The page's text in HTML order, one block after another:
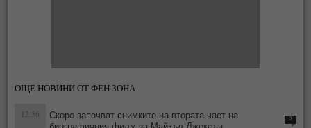
ОЩЕ НОВИНИ ОТ ФЕН ЗОНА
12:56
Скоро започват снимките на втората част на
0